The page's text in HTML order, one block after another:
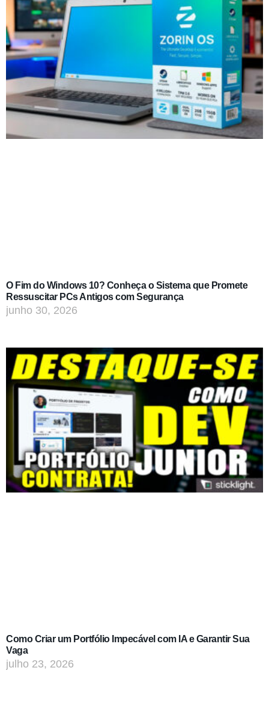
O Fim do Windows 10? Conheça o Sistema que Promete
Ressuscitar PCs Antigos com Segurança
junho 30, 2026
Como Criar um Portfólio Impecável com IA e Garantir Sua
Vaga
julho 23, 2026